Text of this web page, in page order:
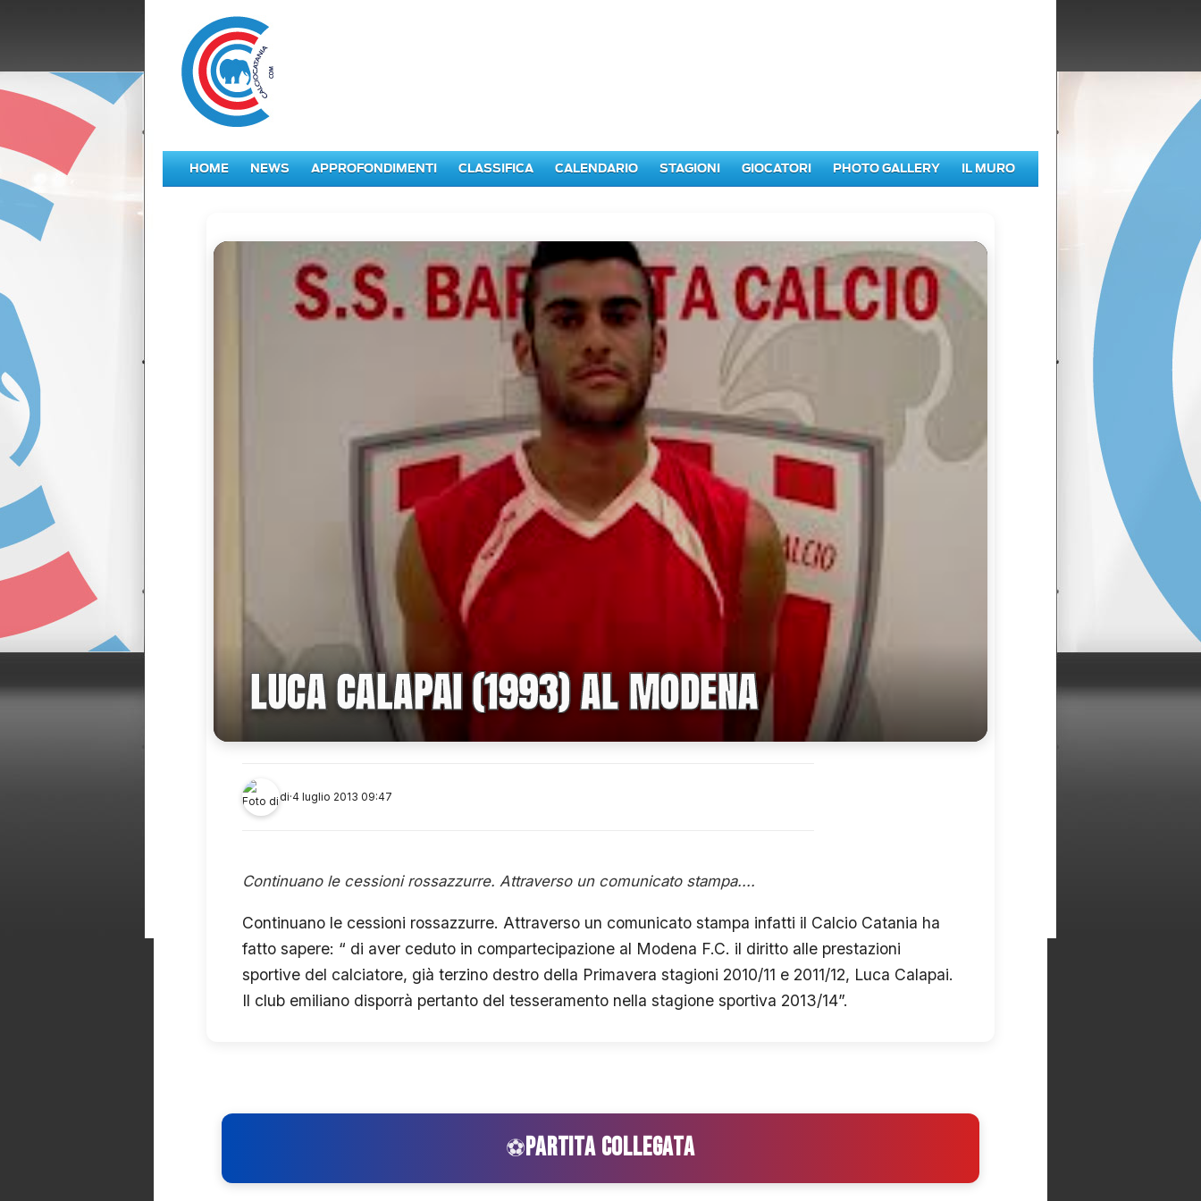
HOME NEWS APPROFONDIMENTI CLASSIFICA CALENDARIO STAGIONI GIOCATORI PHOTO GALLERY IL MURO
LUCA CALAPAI (1993) AL MODENA
di·4 luglio 2013 09:47
Continuano le cessioni rossazzurre. Attraverso un comunicato stampa....
Continuano le cessioni rossazzurre. Attraverso un comunicato stampa infatti il Calcio Catania ha
fatto sapere: “ di aver ceduto in compartecipazione al Modena F.C. il diritto alle prestazioni
sportive del calciatore, già terzino destro della Primavera stagioni 2010/11 e 2011/12, Luca Calapai.
Il club emiliano disporrà pertanto del tesseramento nella stagione sportiva 2013/14”.
⚽PARTITA COLLEGATA